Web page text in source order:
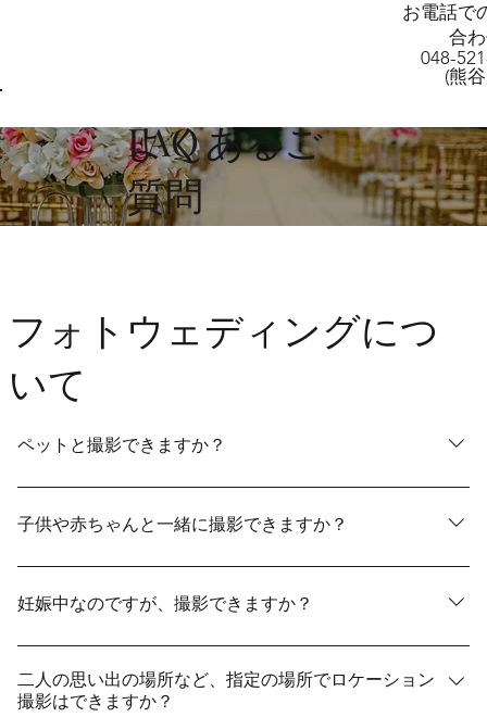
お電話で
合
048-
(熊
FAQ
よくあるご
質問
フォトウェディングにつ
いて
ペットと撮影できますか？
はい、代表的な犬・猫については通常は承っておりま
す。その他、なるべくお客様のご要望に添えるように努
で、お気軽にお問合せください。
子供や赤ちゃんと一緒に撮影できますか？
はい、この機会に素敵なご家族写真を残してください。
妊娠中なのですが、撮影できますか？
新婦様のご体調とのご相談となりますが、基本的に承り
ます。色打掛や白無垢などの和装はロケーション撮影よ
りもスタジオ撮影をおすすめします。
二人の思い出の場所など、指定の場所でロケーション
撮影はできますか？